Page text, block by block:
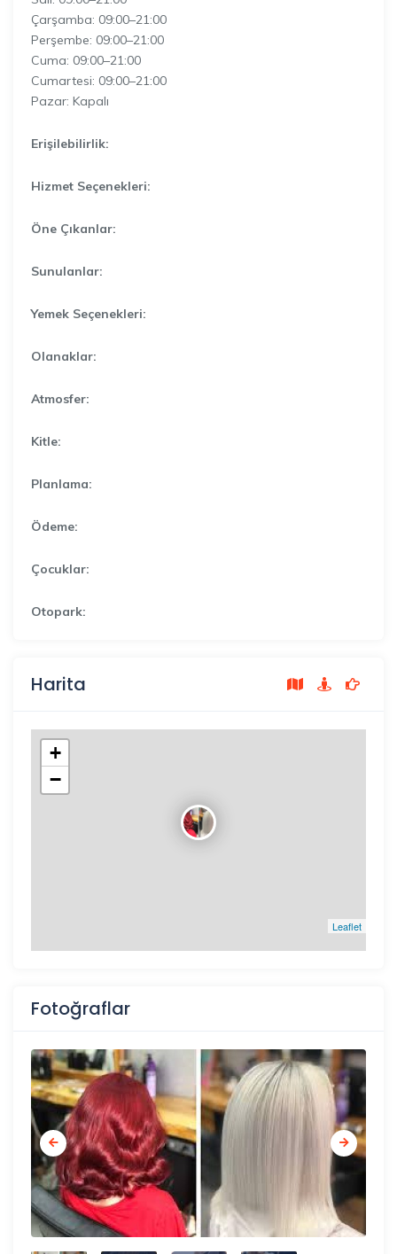
Çarşamba: 09:00–21:00
Perşembe: 09:00–21:00
Cuma: 09:00–21:00
Cumartesi: 09:00–21:00
Pazar: Kapalı
Erişilebilirlik:
Hizmet Seçenekleri:
Öne Çıkanlar:
Sunulanlar:
Yemek Seçenekleri:
Olanaklar:
Atmosfer:
Kitle:
Planlama:
Ödeme:
Çocuklar:
Otopark:
Harita
+
−
Leaflet
Fotoğraflar